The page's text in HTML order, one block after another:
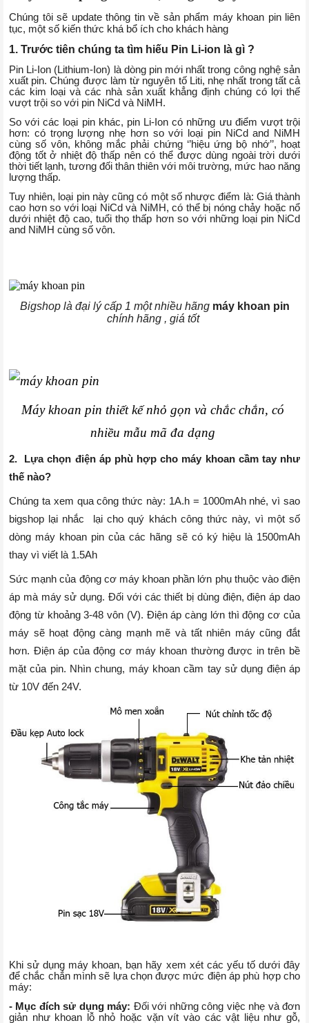
Chúng tôi sẽ update thông tin về sản phẩm máy khoan pin liên
tục, một số kiến thức khá bổ ích cho khách hàng
1. Trước tiên chúng ta tìm hiếu Pin Li-ion là gì ?
Pin Li-Ion (Lithium-Ion) là dòng pin mới nhất trong công nghệ sản
xuất pin. Chúng được làm từ nguyên tố Liti, nhẹ nhất trong tất cả
các kim loại và các nhà sản xuất khẳng định chúng có lợi thế
vượt trội so với pin NiCd và NiMH.
So với các loại pin khác, pin Li-Ion có những ưu điểm vượt trội
hơn: có trọng lượng nhẹ hơn so với loại pin NiCd and NiMH
cùng số vôn, không mắc phải chứng ‘’hiệu ứng bộ nhớ’’, hoạt
động tốt ở nhiệt độ thấp nên có thể được dùng ngoài trời dưới
thời tiết lạnh, tương đối thân thiên với môi trường, mức hao năng
lượng thấp.
Tuy nhiên, loại pin này cũng có một số nhược điểm là: Giá thành
cao hơn so với loại NiCd và NiMH, có thể bị nóng chảy hoặc nổ
dưới nhiệt độ cao, tuổi thọ thấp hơn so với những loại pin NiCd
and NiMH cùng số vôn.
Bigshop là đại lý cấp 1 một nhiều hãngmáy khoan pin
chính hãng , giá tốt
Máy khoan pin thiết kế nhỏ gọn và chắc chắn, có
nhiều mẫu mã đa dạng
2.
Lựa chọn điện áp phù hợp cho máy khoan cầm tay như
thế nào?
Chúng ta xem qua công thức này: 1A.h = 1000mAh nhé, vì sao
bigshop lại nhắc lại cho quý khách công thức này, vì một số
dòng máy khoan pin của các hãng sẽ có ký hiệu là 1500mAh
thay vì viết là 1.5Ah
Sức mạnh của động cơ máy khoan phần lớn phụ thuộc vào điện
áp mà máy sử dụng. Đối với các thiết bị dùng điện, điện áp dao
động từ khoảng 3-48 vôn (V). Điện áp càng lớn thì động cơ của
máy sẽ hoạt động càng mạnh mẽ và tất nhiên máy cũng đắt
hơn. Điện áp của động cơ máy khoan thường được in trên bề
mặt của pin. Nhìn chung, máy khoan cầm tay sử dụng điện áp
từ 10V đến 24V.
Khi sử dụng máy khoan, bạn hãy xem xét các yếu tố dưới đây
để chắc chắn mình sẽ lựa chọn được mức điện áp phù hợp cho
máy:
- Mục đích sử dụng máy: Đối với những công việc nhẹ và đơn
giản như khoan lỗ nhỏ hoặc vặn vít vào các vật liệu như gỗ,